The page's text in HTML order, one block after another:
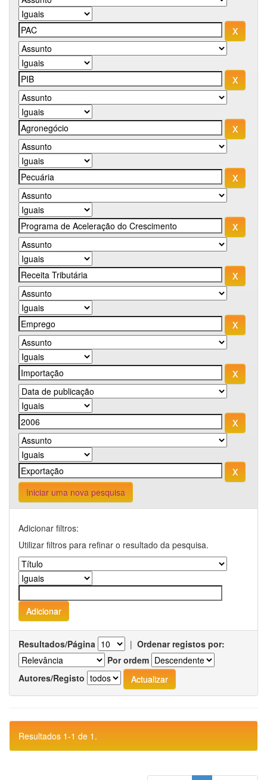
Iniciar uma nova pesquisa
Adicionar filtros:
Utilizar filtros para refinar o resultado da pesquisa.
Resultados/Página | Ordenar registos por:
Por ordem
Autores/Registo
Resultados 1-1 de 1.